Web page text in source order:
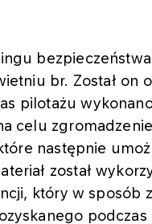
br. Został on
pilotażu
celu
następnie
został
który w sposób